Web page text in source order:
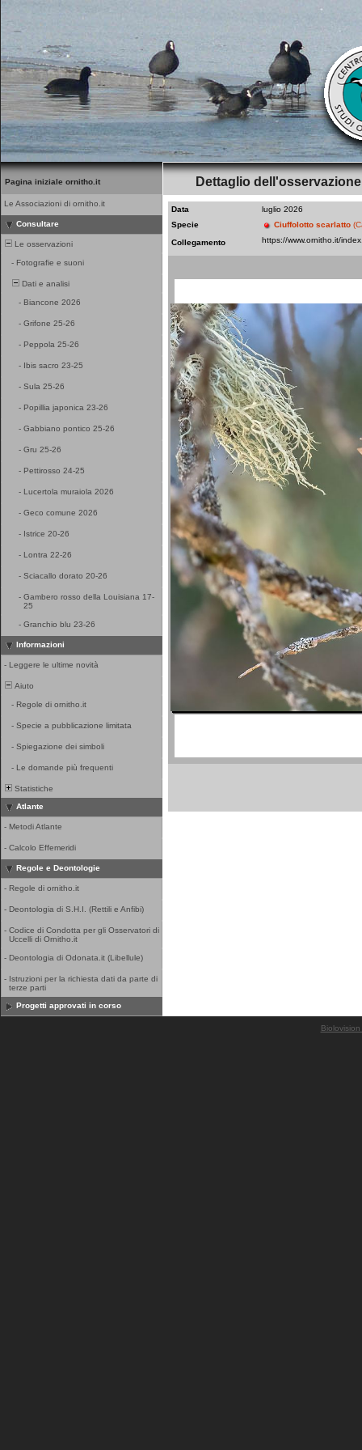
Pagina iniziale ornitho.it
Le Associazioni di ornitho.it
Consultare
Le osservazioni
- Fotografie e suoni
Dati e analisi
- Biancone 2026
- Grifone 25-26
- Peppola 25-26
- Ibis sacro 23-25
- Sula 25-26
- Popillia japonica 23-26
- Gabbiano pontico 25-26
- Gru 25-26
- Pettirosso 24-25
- Lucertola muraiola 2026
- Geco comune 2026
- Istrice 20-26
- Lontra 22-26
- Sciacallo dorato 20-26
- Gambero rosso della Louisiana 17-
25
- Granchio blu 23-26
Informazioni
- Leggere le ultime novità
Aiuto
- Regole di ornitho.it
- Specie a pubblicazione limitata
- Spiegazione dei simboli
- Le domande più frequenti
Statistiche
Atlante
- Metodi Atlante
- Calcolo Effemeridi
Regole e Deontologie
- Regole di ornitho.it
- Deontologia di S.H.I. (Rettili e Anfibi)
- Codice di Condotta per gli Osservatori di
Uccelli di Ornitho.it
- Deontologia di Odonata.it (Libellule)
- Istruzioni per la richiesta dati da parte di
terze parti
Progetti approvati in corso
Dettaglio dell'osservazione
Data
luglio 2026
Specie
Ciuffolotto scarlatto
Collegamento
Biolovision